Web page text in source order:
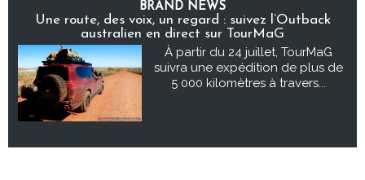
BRAND NEWS
Une route, des voix, un regard : suivez l’Outback
australien en direct sur TourMaG
À partir du 24 juillet, TourMaG
suivra une expédition de plus de
5 000 kilomètres à travers...